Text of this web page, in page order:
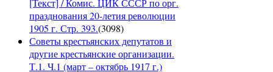
[Текст] / Комис. ЦИК СССР по орг.
празднования 20-летия революции
1905 г. Стр. 393.(3098)
Советы крестьянских депутатов и
другие крестьянские организации.
Т.1. Ч.1 (март – октябрь 1917 г.)